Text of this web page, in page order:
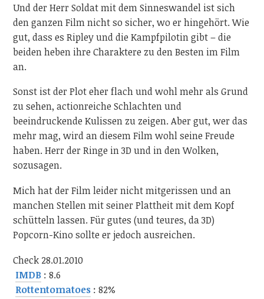
Und der Herr Soldat mit dem Sinneswandel ist sich
den ganzen Film nicht so sicher, wo er hingehört. Wie
gut, dass es Ripley und die Kampfpilotin gibt – die
beiden heben ihre Charaktere zu den Besten im Film
an.
Sonst ist der Plot eher flach und wohl mehr als Grund
zu sehen, actionreiche Schlachten und
beeindruckende Kulissen zu zeigen. Aber gut, wer das
mehr mag, wird an diesem Film wohl seine Freude
haben. Herr der Ringe in 3D und in den Wolken,
sozusagen.
Mich hat der Film leider nicht mitgerissen und an
manchen Stellen mit seiner Plattheit mit dem Kopf
schütteln lassen. Für gutes (und teures, da 3D)
Popcorn-Kino sollte er jedoch ausreichen.
Check 28.01.2010
IMDB : 8.6
Rottentomatoes : 82%